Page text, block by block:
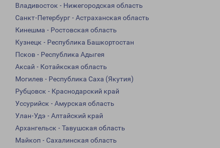
Владивосток - Нижегородская область
Санкт-Петербург - Астраханская область
Кинешма - Ростовская область
Кузнецк - Республика Башкортостан
Псков - Республика Адыгея
Аксай - Котайкская область
Могилев - Республика Саха (Якутия)
Рубцовск - Краснодарский край
Уссурийск - Амурская область
Улан-Удэ - Алтайский край
Архангельск - Тавушская область
Майкоп - Сахалинская область